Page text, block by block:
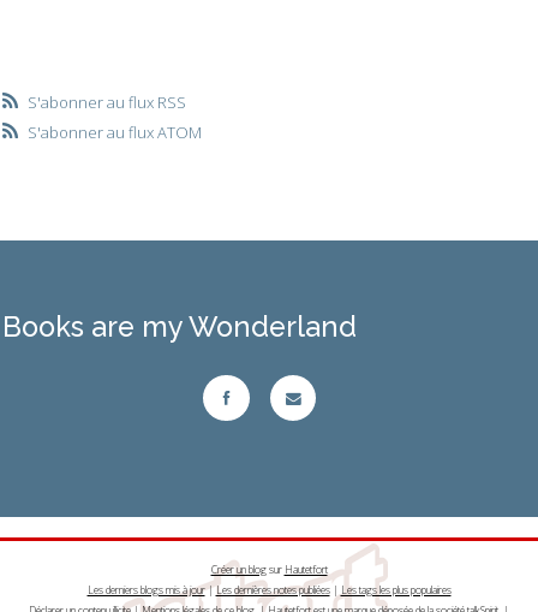
S'abonner au flux RSS
S'abonner au flux ATOM
Books are my Wonderland
Créer un blogsur Hautetfort
Les derniers blogs mis à jour|Les dernières notes publiées| Les tags les plus populaires